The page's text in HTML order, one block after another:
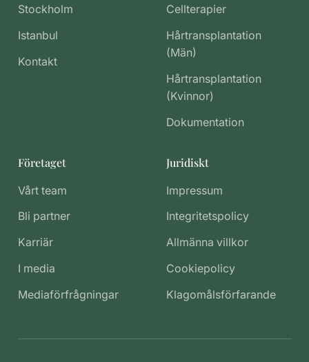
Stockholm
Istanbul
Kontakt
Cellterapier
Hårtransplantation
(Män)
Hårtransplantation
(Kvinnor)
Dokumentation
Företaget
Vårt team
Bli partner
Karriär
I media
Mediaförfrågningar
Juridiskt
Impressum
Integritetspolicy
Allmänna villkor
Cookiepolicy
Klagomålsförfarande